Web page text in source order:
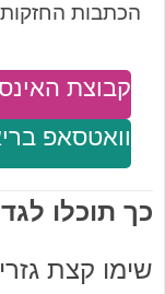
הכתבות החזקות
וואטסאפ
קבוצת
כך תוכלו
שימו קצת